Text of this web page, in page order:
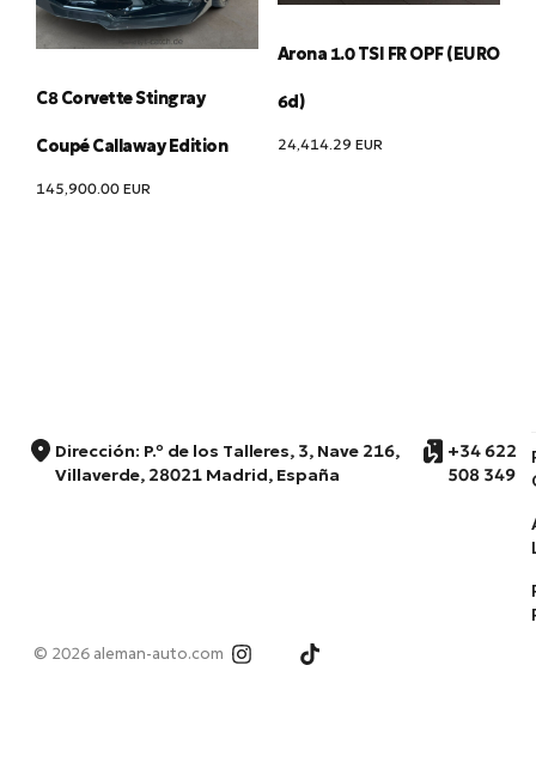
C8 Corvette Stingray
Coupé Callaway Edition
145,900.00 EUR
Arona 1.0 TSI FR OPF (EURO
6d)
24,414.29 EUR
Dirección: P.º de los Talleres, 3, Nave 216,
Villaverde, 28021 Madrid, España
+34 622
508 349
© 2026 aleman-auto.com